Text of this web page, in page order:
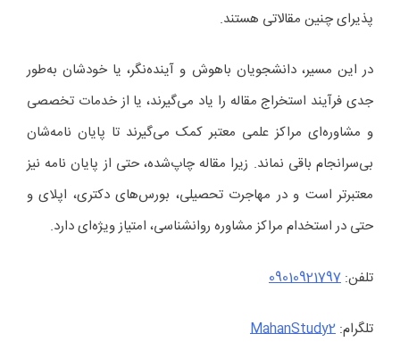
پذیرای چنین مقالاتی هستند.
در این مسیر، دانشجویان باهوش و آینده‌نگر، یا خودشان به‌طور
جدی فرآیند استخراج مقاله را یاد می‌گیرند، یا از خدمات تخصصی
و مشاوره‌ای مراکز علمی معتبر کمک می‌گیرند تا پایان نامه‌شان
بی‌سرانجام باقی نماند. زیرا مقاله چاپ‌شده، حتی از پایان نامه نیز
معتبرتر است و در مهاجرت تحصیلی، بورس‌های دکتری، اپلای و
حتی در استخدام مراکز مشاوره روانشناسی، امتیاز ویژه‌ای دارد.
تلفن: 09010921797
تلگرام: MahanStudy2